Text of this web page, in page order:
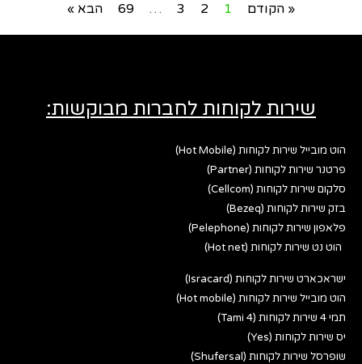
« הקודם 1
2
3
…
69 הבא »
שירות לקוחות לחברות מבוקשות:
הוט מובייל שירות לקוחות (Hot Mobile)
פרטנר שירות לקוחות (Partner)
סלקום שירות לקוחות (Cellcom)
בזק שירות לקוחות (Bezeq)
פלאפון שירות לקוחות (Pelephone)
הוט נט שירות לקוחות (Hot net)
ישראכארט שירות לקוחות (Isracard)
הוט מובייל שירות לקוחות (Hot mobile)
תמי 4 שירות לקוחות (Tami 4)
יס שירות לקוחות (Yes)
שופרסל שירות לקוחות (Shufersal)